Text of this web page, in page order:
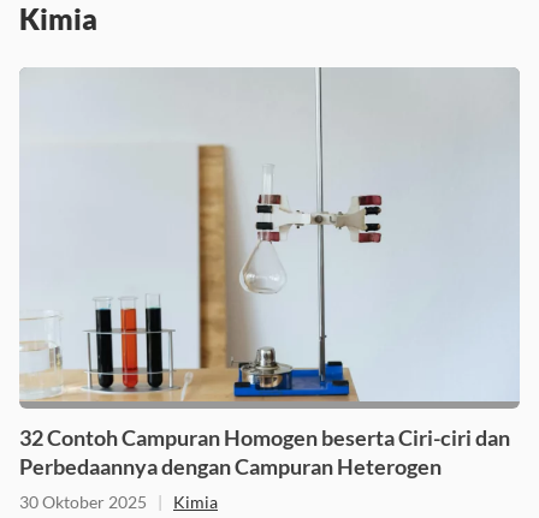
Kimia
32 Contoh Campuran Homogen beserta Ciri-ciri dan
Perbedaannya dengan Campuran Heterogen
30 Oktober 2025 | Kimia